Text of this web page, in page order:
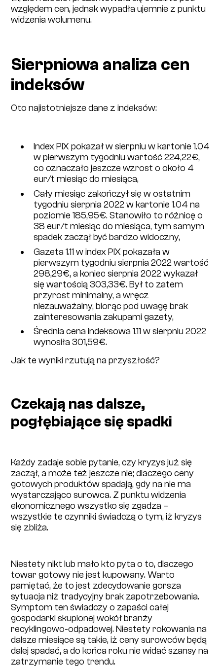
względem cen, jednak wypadła ujemnie z punktu
widzenia wolumenu.
Sierpniowa analiza cen
indeksów
Oto najistotniejsze dane z indeksów:
Index PIX pokazał w sierpniu w kartonie 1.04
w pierwszym tygodniu wartość 224,22€,
co oznaczało jeszcze wzrost o około 4
eur/t miesiąc do miesiąca,
Cały miesiąc zakończył się w ostatnim
tygodniu sierpnia 2022 w kartonie 1.04 na
poziomie 185,95€. Stanowiło to różnicę o
38 eur/t miesiąc do miesiąca, tym samym
spadek zaczął być bardzo widoczny,
Gazeta 1.11 w index PIX pokazała w
pierwszym tygodniu sierpnia 2022 wartość
298,29€, a koniec sierpnia 2022 wykazał
się wartością 303,33€. Był to zatem
przyrost minimalny, a wręcz
niezauważalny, biorąc pod uwagę brak
zainteresowania zakupami gazety,
Średnia cena indeksowa 1.11 w sierpniu 2022
wynosiła 301,59€.
Jak te wyniki rzutują na przyszłość?
Czekają nas dalsze,
pogłębiające się spadki
Każdy zadaje sobie pytanie, czy kryzys już się
zaczął, a może też jeszcze nie; dlaczego ceny
gotowych produktów spadają, gdy na nie ma
wystarczająco surowca. Z punktu widzenia
ekonomicznego wszystko się zgadza –
wszystkie te czynniki świadczą o tym, iż kryzys
się zbliża.
Niestety nikt lub mało kto pyta o to, dlaczego
towar gotowy nie jest kupowany. Warto
pamiętać, że to jest zdecydowanie gorsza
sytuacja niż tradycyjny brak zapotrzebowania.
Symptom ten świadczy o zapaści całej
gospodarki skupionej wokół branży
recyklingowo-odpadowej. Niestety rokowania na
dalsze miesiące są takie, iż ceny surowców będą
dalej spadać, a do końca roku nie widać szansy na
zatrzymanie tego trendu.